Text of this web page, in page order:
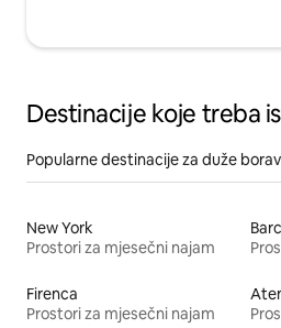
Destinacije koje treba
Popularne destinacije za duže
New York
Prostori za mjesečni najam
Firenca
Prostori za mjesečni najam